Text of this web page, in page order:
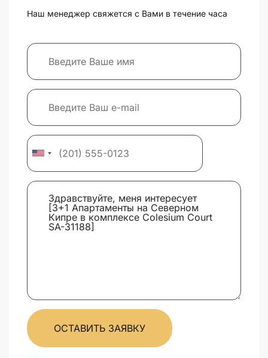
Наш менеджер свяжется с Вами в течение часа
ОСТАВИТЬ ЗАЯВКУ